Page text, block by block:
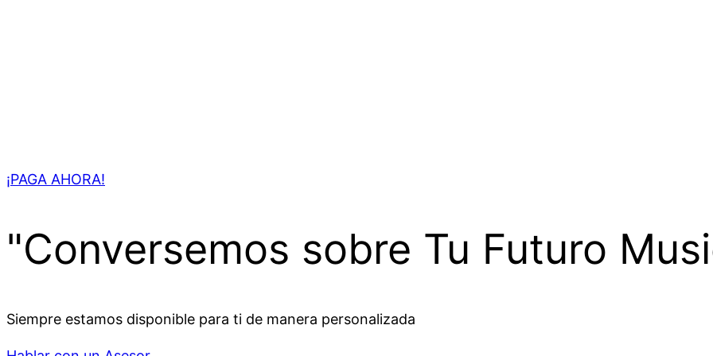
¡PAGA AHORA!
"Conversemos sobre Tu Futuro
Siempre estamos disponible para ti de manera personalizada